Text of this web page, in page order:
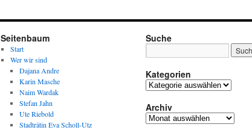
Seitenbaum
Start
Wer wir sind
Dajana Andre
Karin Masche
Naim Wardak
Stefan Jahn
Ute Riebold
Stadträtin Eva Scholl-Utz
Suche
Kategorien
Kategorien
Archiv
Archiv